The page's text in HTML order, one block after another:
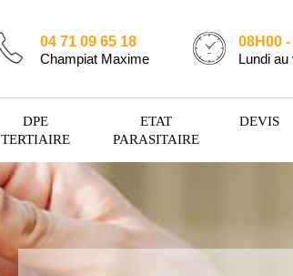
04 71 09 65 18
Champiat Maxime
08H00
Lundi au
DPE
TERTIAIRE
ETAT
PARASITAIRE
DEVIS